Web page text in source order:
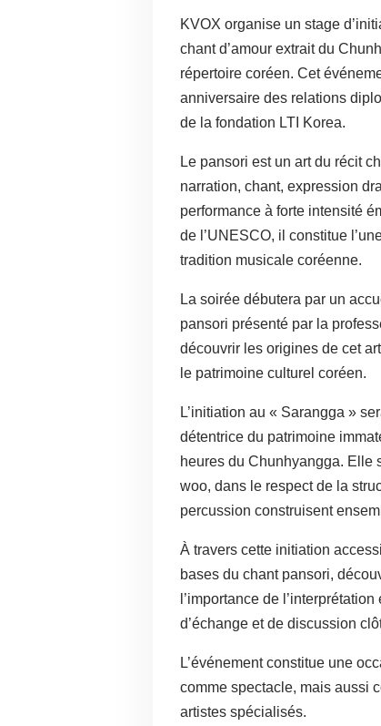
KVOX organise un stage
chant d’amour extrait du
répertoire coréen. Cet
anniversaire des relations
de la fondation LTI Korea.
Le pansori est un art du récit
narration, chant, expression
performance à forte intensité
de l’UNESCO, il constitue
tradition musicale coréenne.
La soirée débutera par un
pansori présenté par la
découvrir les origines de cet
le patrimoine culturel coréen.
L’initiation au « Sarangga »
détentrice du patrimoine
heures du Chunhyangga. Elle
woo, dans le respect de la
percussion construisent
À travers cette initiation
bases du chant pansori,
l’importance de
d’échange et de discussion
L’événement constitue une
comme spectacle, mais aussi
artistes spécialisés.